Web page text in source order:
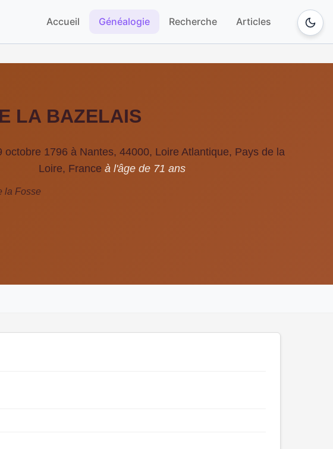
Accueil Généalogie Recherche Articles
LA BAZELAIS
octobre 1796 à Nantes, 44000, Loire Atlantique, Pays de la
Loire, France à l'âge de 71 ans
la Fosse